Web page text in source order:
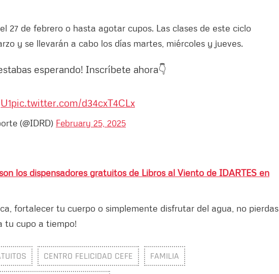
27 de febrero o hasta agotar cupos. Las clases de este ciclo
y se llevarán a cabo los días martes, miércoles y jueves.
esperando! Inscríbete ahora👇
pic.twitter.com/d34cxT4CLx
(@IDRD) February 25, 2025
los dispensadores gratuitos de Libros al Viento de IDARTES en
fortalecer tu cuerpo o simplemente disfrutar del agua, no pierdas
tu cupo a tiempo!
CENTRO FELICIDAD CEFE FAMILIA